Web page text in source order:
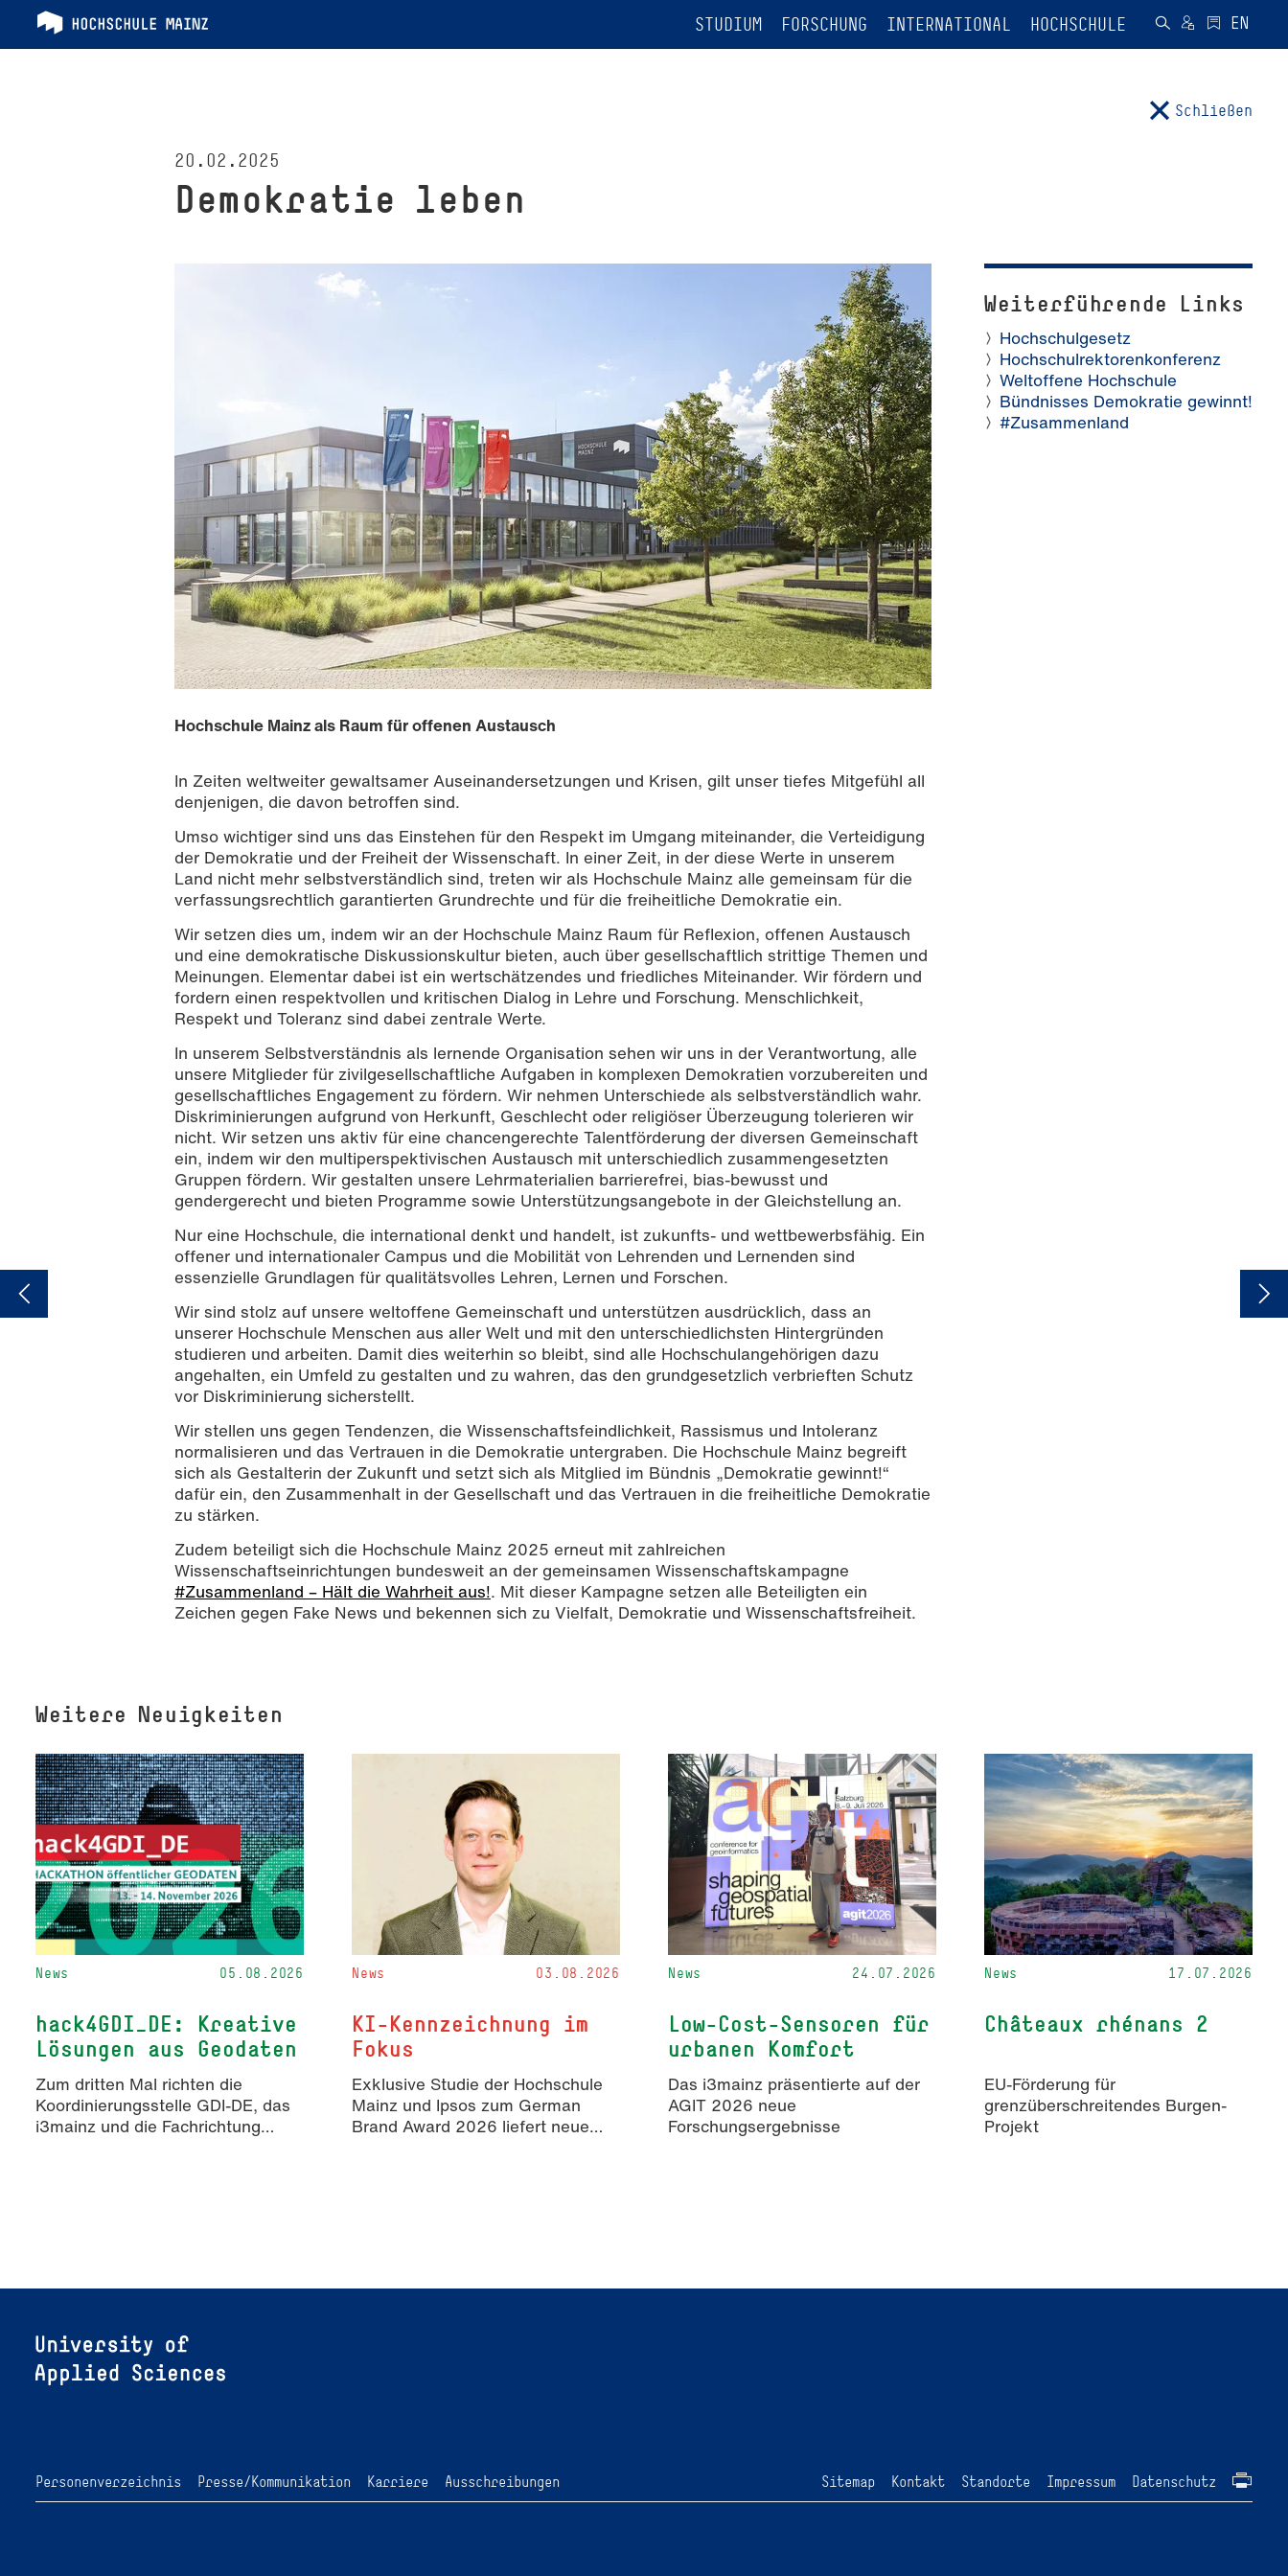
STUDIUM FORSCHUNG INTERNATIONAL HOCHSCHULE
Schließen
20.02.2025
Demokratie leben
Copyright: Hochschule Mainz / Foto: Melanie Billian
Hochschule Mainz als Raum für offenen Austausch
In Zeiten weltweiter gewaltsamer Auseinandersetzungen und Krisen, gilt unser tiefes Mitgefühl all
denjenigen, die davon betroffen sind.
Umso wichtiger sind uns das Einstehen für den Respekt im Umgang miteinander, die Verteidigung
der Demokratie und der Freiheit der Wissenschaft. In einer Zeit, in der diese Werte in unserem
Land nicht mehr selbstverständlich sind, treten wir als Hochschule Mainz alle gemeinsam für die
verfassungsrechtlich garantierten Grundrechte und für die freiheitliche Demokratie ein.
Wir setzen dies um, indem wir an der Hochschule Mainz Raum für Reflexion, offenen Austausch
und eine demokratische Diskussionskultur bieten, auch über gesellschaftlich strittige Themen und
Meinungen. Elementar dabei ist ein wertschätzendes und friedliches Miteinander. Wir fördern und
fordern einen respektvollen und kritischen Dialog in Lehre und Forschung. Menschlichkeit,
Respekt und Toleranz sind dabei zentrale Werte.
In unserem Selbstverständnis als lernende Organisation sehen wir uns in der Verantwortung, alle
unsere Mitglieder für zivilgesellschaftliche Aufgaben in komplexen Demokratien vorzubereiten und
gesellschaftliches Engagement zu fördern. Wir nehmen Unterschiede als selbstverständlich wahr.
Diskriminierungen aufgrund von Herkunft, Geschlecht oder religiöser Überzeugung tolerieren wir
nicht. Wir setzen uns aktiv für eine chancengerechte Talentförderung der diversen Gemeinschaft
ein, indem wir den multiperspektivischen Austausch mit unterschiedlich zusammengesetzten
Gruppen fördern. Wir gestalten unsere Lehrmaterialien barrierefrei, bias-bewusst und
gendergerecht und bieten Programme sowie Unterstützungsangebote in der Gleichstellung an.
Nur eine Hochschule, die international denkt und handelt, ist zukunfts- und wettbewerbsfähig. Ein
offener und internationaler Campus und die Mobilität von Lehrenden und Lernenden sind
essenzielle Grundlagen für qualitätsvolles Lehren, Lernen und Forschen.
Wir sind stolz auf unsere weltoffene Gemeinschaft und unterstützen ausdrücklich, dass an
unserer Hochschule Menschen aus aller Welt und mit den unterschiedlichsten Hintergründen
studieren und arbeiten. Damit dies weiterhin so bleibt, sind alle Hochschulangehörigen dazu
angehalten, ein Umfeld zu gestalten und zu wahren, das den grundgesetzlich verbrieften Schutz
vor Diskriminierung sicherstellt.
Wir stellen uns gegen Tendenzen, die Wissenschaftsfeindlichkeit, Rassismus und Intoleranz
normalisieren und das Vertrauen in die Demokratie untergraben. Die Hochschule Mainz begreift
sich als Gestalterin der Zukunft und setzt sich als Mitglied im Bündnis „Demokratie gewinnt!“
dafür ein, den Zusammenhalt in der Gesellschaft und das Vertrauen in die freiheitliche Demokratie
zu stärken.
Zudem beteiligt sich die Hochschule Mainz 2025 erneut mit zahlreichen
Wissenschaftseinrichtungen bundesweit an der gemeinsamen Wissenschaftskampagne
#Zusammenland – Hält die Wahrheit aus!. Mit dieser Kampagne setzen alle Beteiligten ein
Zeichen gegen Fake News und bekennen sich zu Vielfalt, Demokratie und Wissenschaftsfreiheit.
Weiterführende Links
Hochschulgesetz
Hochschulrektorenkonferenz
Weltoffene Hochschule
Bündnisses Demokratie gewinnt!
#Zusammenland
Weitere Neuigkeiten
News 05.08.2026
hack4GDI_DE: Kreative
Lösungen aus Geodaten
Zum dritten Mal richten die
Koordinierungsstelle GDI-DE, das
i3mainz und die Fachrichtung
News 03.08.2026
KI-Kennzeichnung im
Fokus
Exklusive Studie der Hochschule
Mainz und Ipsos zum German
Brand Award 2026 liefert neue
News 24.07.2026
Low-Cost-Sensoren für
urbanen Komfort
Das i3mainz präsentierte auf der
AGIT 2026 neue
Forschungsergebnisse
News 17.07.2026
Châteaux rhénans 2
EU-Förderung für
grenzüberschreitendes Burgen-
Projekt
Personenverzeichnis Presse/Kommunikation Karriere Ausschreibungen Sitemap Kontakt Standorte Impressum Datenschutz